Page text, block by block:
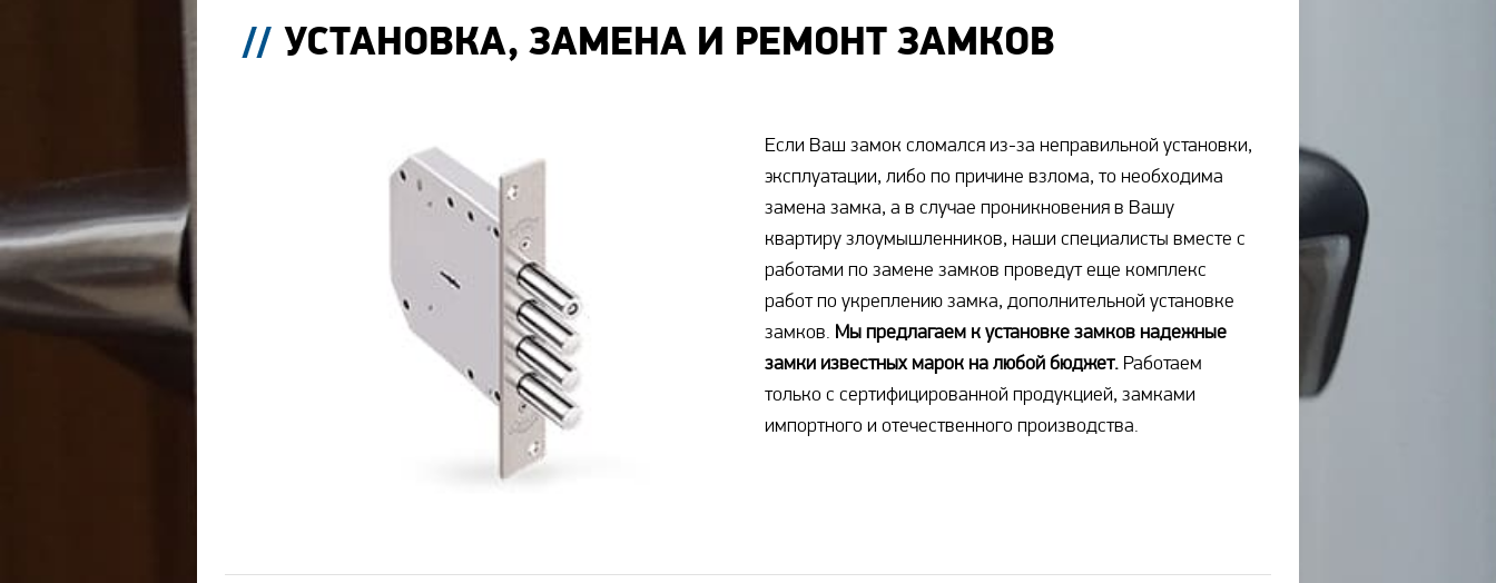
УСТАНОВКА, ЗАМЕНА И РЕМОНТ ЗАМКОВ
Если Ваш замок сломался из-за неправильной установки,
эксплуатации, либо по причине взлома, то необходима
замена замка, а в случае проникновения в Вашу
квартиру злоумышленников, наши специалисты вместе с
работами по замене замков проведут еще комплекс
работ по укреплению замка, дополнительной установке
замков. Мы предлагаем к установке замков надежные
замки известных марок на любой бюджет. Работаем
только с сертифицированной продукцией, замками
импортного и отечественного производства.